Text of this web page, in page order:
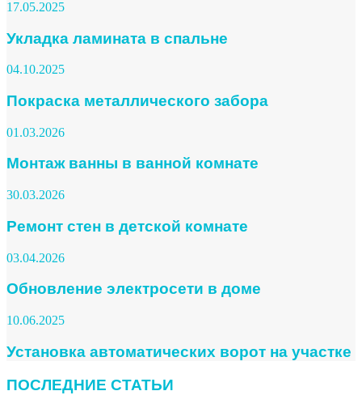
17.05.2025
Укладка ламината в спальне
04.10.2025
Покраска металлического забора
01.03.2026
Монтаж ванны в ванной комнате
30.03.2026
Ремонт стен в детской комнате
03.04.2026
Обновление электросети в доме
10.06.2025
Установка автоматических ворот на участке
ПОСЛЕДНИЕ СТАТЬИ